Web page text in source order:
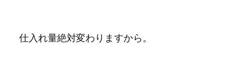
仕入れ量絶対変わりますから。